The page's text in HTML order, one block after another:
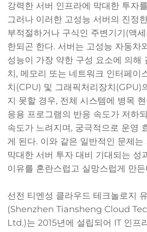
강력한 서버 인프라에 막대한 투자
그러나 이러한 고성능 서버의 진정
부적절하거나 구식인 주변기기(액
한되곤 한다. 서버는 고성능 자동차
성능이 가장 약한 구성 요소에 의해
치, 메모리 또는 네트워크 인터페이
치(CPU) 및 그래픽처리장치(GPU)
지 못할 경우, 전체 시스템에 병목
응용 프로그램의 반응 속도가 저하
속도가 느려지며, 궁극적으로 운영
게 된다. 이와 같은 일반적인 문제는
막대한 서버 투자 대비 기대되는 성
이유를 혼란스럽고 실망스럽게 만든
선전 티엔성 클라우드 테크놀로지
(Shenzhen Tiansheng Cloud
Ltd.)는 2015년에 설립되어 IT 인프